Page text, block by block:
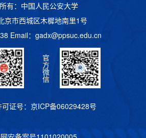
有：中国人民公安大学
京市西城区木樨地南里1号
Email： gadx@ppsuc.edu.cn
官
方
微
信
证号： 京ICP备06029428号